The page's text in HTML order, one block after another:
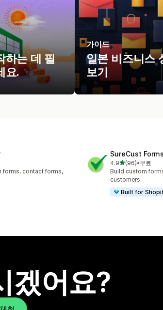
하는 데 필
요.
가이드
일본 비즈니스
보기
forms, contact forms,
SureCust
4.9별 5개 중
(96)
총 리뷰 96개
•무료
Build custom
customers
Built for
겠어요?